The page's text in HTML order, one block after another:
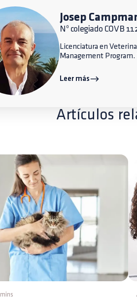
Josep
Nº colegiado COVB
Licenciatura en
Management
Leer más
Artículos